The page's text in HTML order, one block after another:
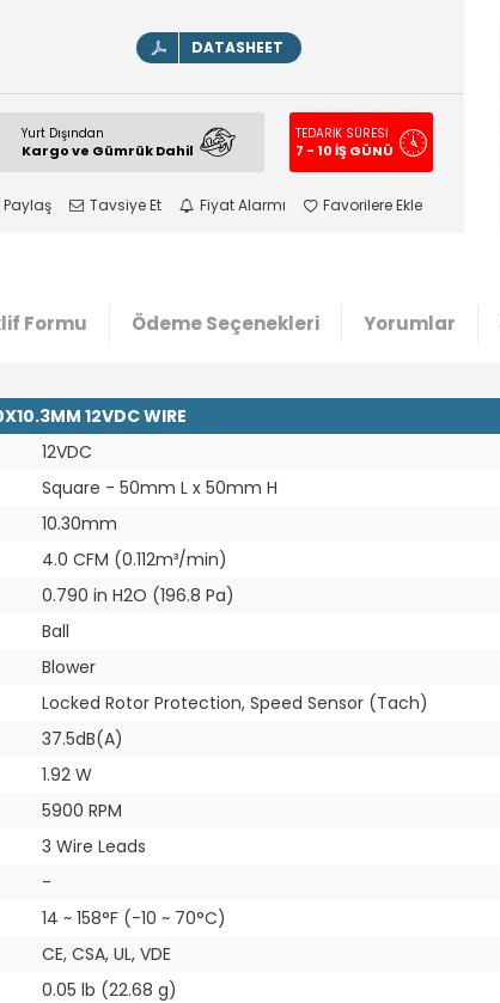
DATASHEET
Yurt Dışından
Kargo ve Gümrük Dahil
TEDARİK SÜRESİ
7 - 10 İŞ GÜNÜ
Paylaş Tavsiye Et Fiyat Alarmı Favorilere Ekle
Formu Ödeme Seçenekleri Yorumlar
12VDC WIRE
12VDC
Square - 50mm L x 50mm H
10.30mm
4.0 CFM (0.112m³/min)
0.790 in H2O (196.8 Pa)
Ball
Blower
Locked Rotor Protection, Speed Sensor (Tach)
37.5dB(A)
1.92 W
5900 RPM
3 Wire Leads
-
14 ~ 158°F (-10 ~ 70°C)
CE, CSA, UL, VDE
0.05 lb (22.68 g)